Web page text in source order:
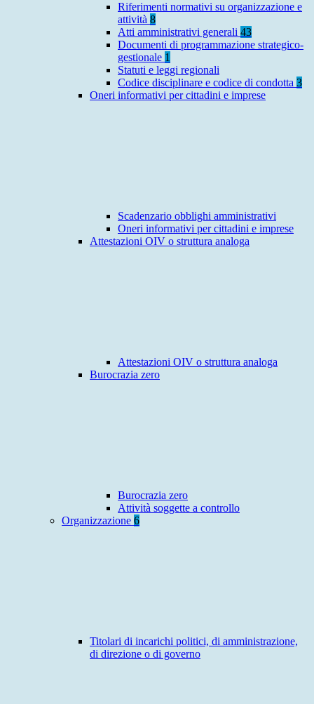
Riferimenti normativi su organizzazione e
attività 8
Atti amministrativi generali 43
Documenti di programmazione strategico-
gestionale 1
Statuti e leggi regionali
Codice disciplinare e codice di condotta 3
Oneri informativi per cittadini e imprese
Scadenzario obblighi amministrativi
Oneri informativi per cittadini e imprese
Attestazioni OIV o struttura analoga
Attestazioni OIV o struttura analoga
Burocrazia zero
Burocrazia zero
Attività soggette a controllo
Organizzazione 6
Titolari di incarichi politici, di amministrazione,
di direzione o di governo